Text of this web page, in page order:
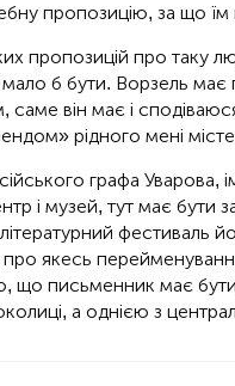
пропозицію, за що
пропозицій про таку
мало б бути. Ворзель має
саме він має і
рідного мені
графа Уварова,
і музей, тут має бути
фестиваль
якесь
що письменник має
а однією з